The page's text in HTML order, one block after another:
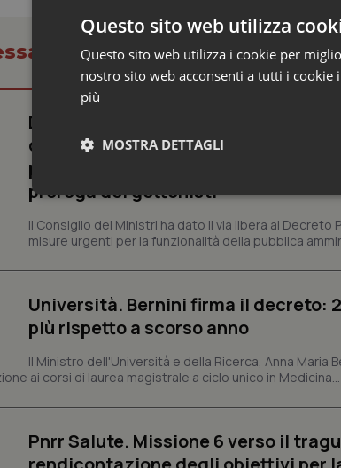
in Governo e Parlamento
Decreto PA. Un commissario per
d’attesa tornano al Siveas e il
passa ad Agenas. Saltano
proroga dei gettonisti
Il Consiglio dei Ministri ha dato il via libera al
misure urgenti per la funzionalità della pubblica
Università. Bernini firma il decreto:
più rispetto a scorso anno
Il Ministro dell'Università e della Ricerca, Anna
ai corsi di laurea magistrale a ciclo unico in Medicina...
Pnrr Salute. Missione 6 verso il
Questo sito web utilizza
Questo sito web utilizza i cookie per
nostro sito web acconsenti a tutti i
più
MOSTRA DETTAGLI
Necessari
I cookie necessari contribuiscono a rendere fruibile il
e l'accesso alle aree protette del sito. Il sito web non
.youtube.com